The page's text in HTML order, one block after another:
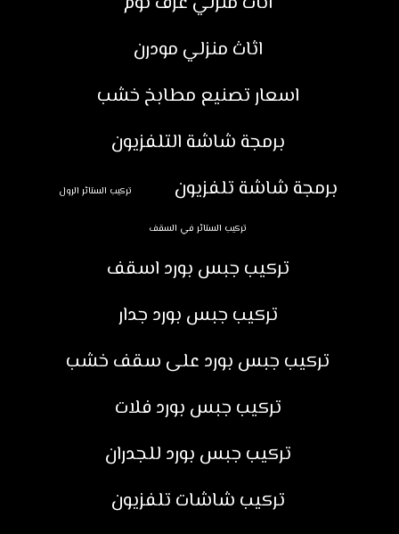
اثاث منزلي مودرن
اسعار تصنيع مطابخ خشب
برمجة شاشة التلفزيون
برمجة شاشة تلفزيون
تركيب الستائر الرول
تركيب الستائر في السقف
تركيب جبس بورد اسقف
تركيب جبس بورد جدار
تركيب جبس بورد على سقف خشب
تركيب جبس بورد فلات
تركيب جبس بورد للجدران
تركيب شاشات تلفزيون